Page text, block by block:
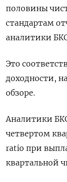
половины
стандартам
аналитики
Это
доходности,
обзоре.
Аналитики
четвертом
ratio при
квартальной